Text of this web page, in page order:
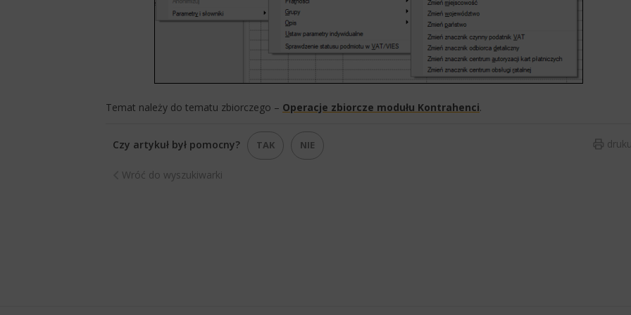
Temat należy do tematu zbiorczego – Operacje zbiorcze modułu Kontrahenci. ​
Czy artykuł był pomocny? TAK NIE
Wróć do wyszukiwarki